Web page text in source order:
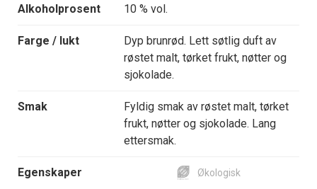
Alkoholprosent 10 % vol.
Farge / lukt
Dyp brunrød. Lett søtlig duft av
røstet malt, tørket frukt, nøtter og
sjokolade.
Smak
Fyldig smak av røstet malt, tørket
frukt, nøtter og sjokolade. Lang
ettersmak.
Egenskaper Økologisk